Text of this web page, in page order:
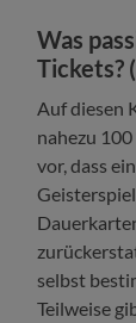
Was
Tickets?
Auf diesen
nahezu
vor, dass
selbst
Teilweise